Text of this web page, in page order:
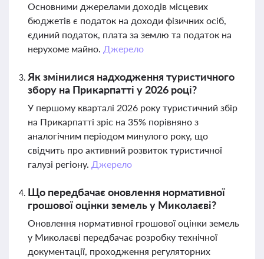
Основними джерелами доходів місцевих
бюджетів є податок на доходи фізичних осіб,
єдиний податок, плата за землю та податок на
нерухоме майно. Джерело
Як змінилися надходження туристичного
збору на Прикарпатті у 2026 році?
У першому кварталі 2026 року туристичний збір
на Прикарпатті зріс на 35% порівняно з
аналогічним періодом минулого року, що
свідчить про активний розвиток туристичної
галузі регіону. Джерело
Що передбачає оновлення нормативної
грошової оцінки земель у Миколаєві?
Оновлення нормативної грошової оцінки земель
у Миколаєві передбачає розробку технічної
документації, проходження регуляторних